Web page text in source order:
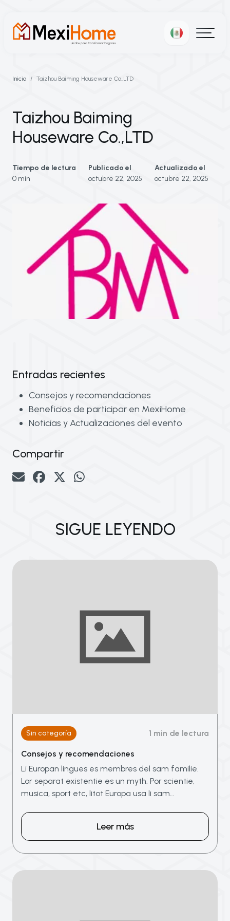
Inicio Taizhou Baiming Houseware Co.,LTD
Taizhou Baiming
Houseware Co.,LTD
Tiempo de lectura
0 min
Publicado el
octubre 22, 2025
Actualizado el
octubre 22, 2025
Entradas recientes
Consejos y recomendaciones
Beneficios de participar en MexiHome
Noticias y Actualizaciones del evento
Compartir
SIGUE LEYENDO
Sin categoría 1 min de lectura
Consejos y recomendaciones
Li Europan lingues es membres del sam familie.
Lor separat existentie es un myth. Por scientie,
musica, sport etc, litot Europa usa li sam…
Leer más